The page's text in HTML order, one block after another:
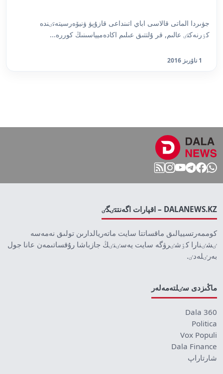
جۋىردا الماتى قالاسى اباي اتىنداعى قازۇپۋ ۋنيۆەرسيتەتٸندە
كٶرنەكتٸ عالىم, قر ۇلتتىق عىلىم اكادەميياسىنىڭ كوررە...
1 ناۋرىز 2016
DALANEWS.KZ – اقپارات اگەنتتٸگٸ
كوممەرتسييالىق ماقساتتا سايت ماتەريالدارىن تولىق نەمەسە
ٸشٸنارا كٶشٸرۋگە سايت يەسٸنٸڭ جازباشا رۇقساتىمەن عانا جول
بەرٸلەدٸ.
ماڭىزدى سٸلتەمەلەر
Dala 360
Politica
Vox Populi
Dala Finance
شارتاراپ